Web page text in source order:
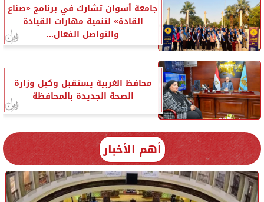
جامعة أسوان تشارك في برنامج «صناع
القادة» لتنمية مهارات القيادة
والتواصل الفعال...
محافظ الغربية يستقبل وكيل وزارة
الصحة الجديدة بالمحافظة
أهم الأخبار